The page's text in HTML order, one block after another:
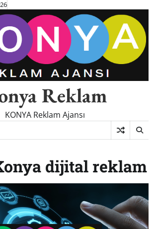
Reklam
KONYA Reklam Ajansı
dijital reklam